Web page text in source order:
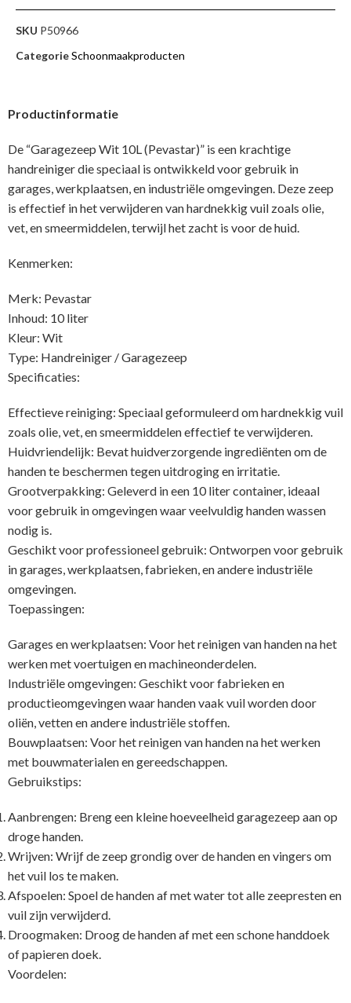
SKU P50966
CategorieSchoonmaakproducten
Productinformatie
De “Garagezeep Wit 10L (Pevastar)” is een krachtige
handreiniger die speciaal is ontwikkeld voor gebruik in
garages, werkplaatsen, en industriële omgevingen. Deze zeep
is effectief in het verwijderen van hardnekkig vuil zoals olie,
vet, en smeermiddelen, terwijl het zacht is voor de huid.
Kenmerken:
Merk: Pevastar
Inhoud: 10 liter
Kleur: Wit
Type: Handreiniger / Garagezeep
Specificaties:
Effectieve reiniging: Speciaal geformuleerd om hardnekkig vuil
zoals olie, vet, en smeermiddelen effectief te verwijderen.
Huidvriendelijk: Bevat huidverzorgende ingrediënten om de
handen te beschermen tegen uitdroging en irritatie.
Grootverpakking: Geleverd in een 10 liter container, ideaal
voor gebruik in omgevingen waar veelvuldig handen wassen
nodig is.
Geschikt voor professioneel gebruik: Ontworpen voor gebruik
in garages, werkplaatsen, fabrieken, en andere industriële
omgevingen.
Toepassingen:
Garages en werkplaatsen: Voor het reinigen van handen na het
werken met voertuigen en machineonderdelen.
Industriële omgevingen: Geschikt voor fabrieken en
productieomgevingen waar handen vaak vuil worden door
oliën, vetten en andere industriële stoffen.
Bouwplaatsen: Voor het reinigen van handen na het werken
met bouwmaterialen en gereedschappen.
Gebruikstips:
Aanbrengen: Breng een kleine hoeveelheid garagezeep aan op
droge handen.
Wrijven: Wrijf de zeep grondig over de handen en vingers om
het vuil los te maken.
Afspoelen: Spoel de handen af met water tot alle zeepresten en
vuil zijn verwijderd.
Droogmaken: Droog de handen af met een schone handdoek
of papieren doek.
Voordelen: